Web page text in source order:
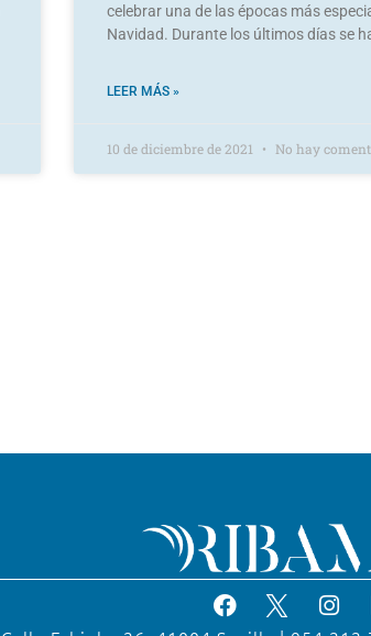
celebrar una de las épocas más
Navidad. Durante los últimos días se
LEER MÁS »
10 de diciembre de 2021 No hay